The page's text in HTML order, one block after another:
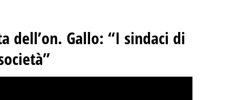
dell’on. Gallo: “I sindaci di